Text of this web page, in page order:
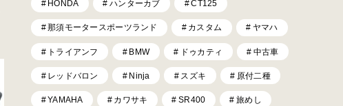
HONDA ハンターカブ CT125
那須モータースポーツランド カスタム ヤマハ
トライアンフ BMW ドゥカティ 中古車
レッドバロン Ninja スズキ 原付二種
YAMAHA カワサキ SR400 旅めし